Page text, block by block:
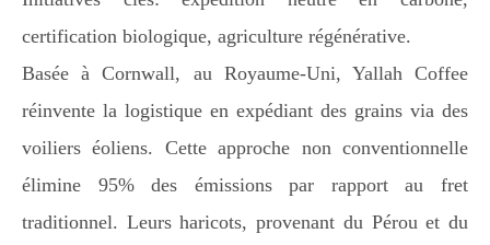
certification biologique, agriculture régénérative.
Basée à Cornwall, au Royaume-Uni, Yallah Coffee
réinvente la logistique en expédiant des grains via des
voiliers éoliens. Cette approche non conventionnelle
élimine 95% des émissions par rapport au fret
traditionnel. Leurs haricots, provenant du Pérou et du